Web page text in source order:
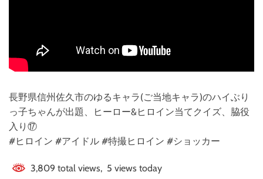
長野県信州佐久市のゆるキャラ(ご当地キャラ)のハイぶり
っ子ちゃんが出題、ヒーロー&ヒロイン当てクイズ、脇役
入り⑰
#ヒロイン #アイドル #特撮ヒロイン #ショッカー
3,809 total views, 5 views today